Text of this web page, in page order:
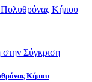
Σύγκριση
Κήπου